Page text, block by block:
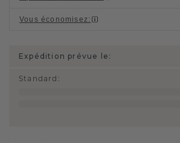
Vous économisez:
Expédition prévue le:
Standard :